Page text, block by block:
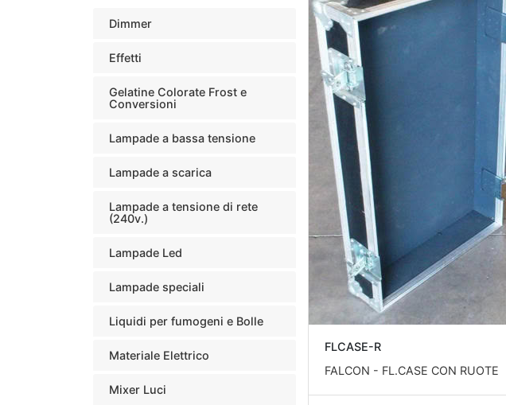
Dimmer
Effetti
Gelatine Colorate Frost e
Conversioni
Lampade a bassa tensione
Lampade a scarica
Lampade a tensione di rete
(240v.)
Lampade Led
Lampade speciali
Liquidi per fumogeni e Bolle
Materiale Elettrico
Mixer Luci
FLCASE-R
FALCON - FL.CASE CON RUOTE